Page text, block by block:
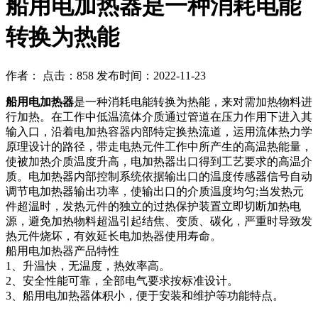
船用电加热器是一种消耗电能
转换为热能
作者： 点击：858 发布时间：2022-11-23
船用电加热器是一种消耗电能转换为热能，来对需加热物料进
行加热。在工作中低温流体介质通过管道在压力作用下进入其
输入口，沿着电加热容器内部特定换热流道，运用流体热力学
原理设计的路径，带走电热元件工作中所产生的高温热能量，
使被加热介质温度升高，电加热器出口得到工艺要求的高温介
质。电加热器内部控制系统依据输出口的温度传感器信号自动
调节电加热器输出功率，使输出口的介质温度均匀;当发热元
件超温时，发热元件的独立的过热保护装置立即切断加热电
源，避免加热物料超温引起结焦、变质、碳化，严重时导致发
热元件烧坏，有效延长电加热器使用寿命。
船用电加热器产品特性
1、升温快，无温度，热效率高。
2、安全性能可靠，全部电气要求按标准设计。
3、船用电加热器体积小，便于安装和维护等功能特点。